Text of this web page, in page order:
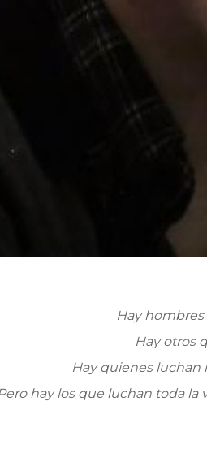
Hay
Hay otros
Hay quienes luchan
hay los que luchan toda la